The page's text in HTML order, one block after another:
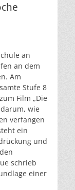
an
an dem
Am
Stufe 8
Film „Die
wie
verfangen
ein
und
schrieb
einer